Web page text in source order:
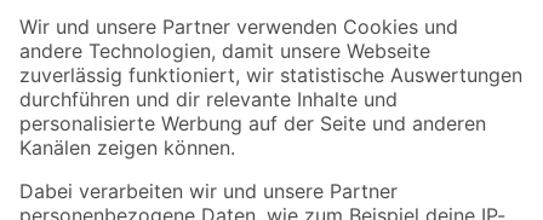
Der toom Newsletter: Keine Angebote und Aktionen mehr verpassen!
Zur Newsletter Anmeldung
Folge uns